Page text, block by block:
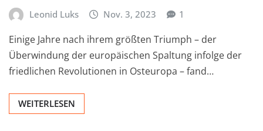
Leonid Luks Nov. 3, 2023 1
Einige Jahre nach ihrem größten Triumph – der
Überwindung der europäischen Spaltung infolge der
friedlichen Revolutionen in Osteuropa – fand…
WEITERLESEN